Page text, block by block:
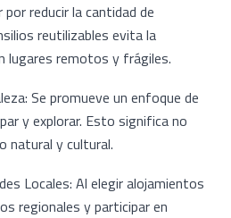
reducir la cantidad de
reutilizables evita la
lugares remotos y frágiles.
Se promueve un enfoque de
y explorar. Esto significa no
natural y cultural.
Locales: Al elegir alojamientos
regionales y participar en